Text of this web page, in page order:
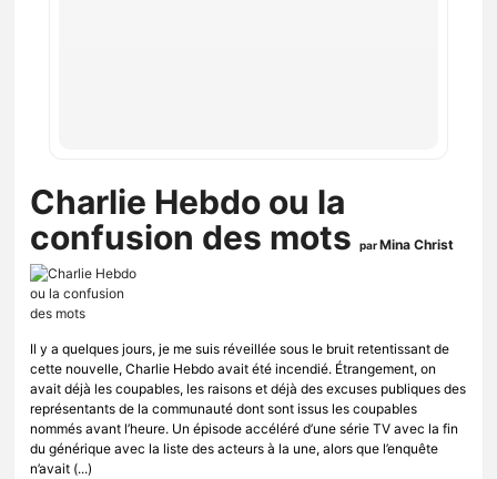
Charlie Hebdo ou la
confusion des mots
parMina Christ
Il y a quelques jours, je me suis réveillée sous le bruit retentissant de
cette nouvelle, Charlie Hebdo avait été incendié. Étrangement, on
avait déjà les coupables, les raisons et déjà des excuses publiques des
représentants de la communauté dont sont issus les coupables
nommés avant l’heure. Un épisode accéléré d’une série TV avec la fin
du générique avec la liste des acteurs à la une, alors que l’enquête
n’avait (...)